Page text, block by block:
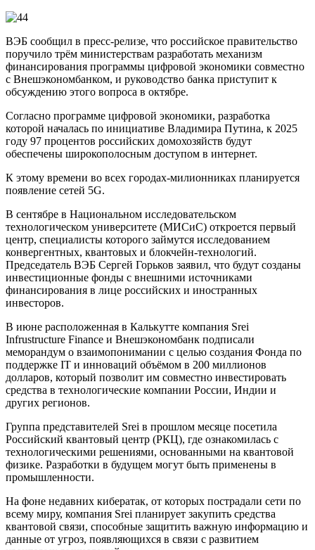
ВЭБ сообщил в пресс-релизе, что российское правительство
поручило трём министерствам разработать механизм
финансирования программы цифровой экономики совместно
с Внешэкономбанком, и руководство банка приступит к
обсуждению этого вопроса в октябре.
Согласно программе цифровой экономики, разработка
которой началась по инициативе Владимира Путина, к 2025
году 97 процентов российских домохозяйств будут
обеспечены широкополосным доступом в интернет.
К этому времени во всех городах-милионниках планируется
появление сетей 5G.
В сентябре в Национальном исследовательском
технологическом университете (МИСиС) откроется первый
центр, специалисты которого займутся исследованием
конвергентных, квантовых и блокчейн-технологий.
Председатель ВЭБ Сергей Горьков заявил, что будут созданы
инвестиционные фонды с внешними источниками
финансирования в лице российских и иностранных
инвесторов.
В июне расположенная в Калькутте компания Srei
Infrustructure Finance и Внешэкономбанк подписали
меморандум о взаимопонимании с целью создания Фонда по
поддержке IT и инноваций объёмом в 200 миллионов
долларов, который позволит им совместно инвестировать
средства в технологические компании России, Индии и
других регионов.
Группа представителей Srei в прошлом месяце посетила
Российский квантовый центр (РКЦ), где ознакомилась с
технологическими решениями, основанными на квантовой
физике. Разработки в будущем могут быть применены в
промышленности.
На фоне недавних кибератак, от которых пострадали сети по
всему миру, компания Srei планирует закупить средства
квантовой связи, способные защитить важную информацию и
данные от угроз, появляющихся в связи с развитием